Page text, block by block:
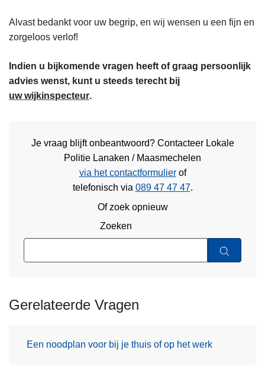
Alvast bedankt voor uw begrip, en wij wensen u een fijn en
zorgeloos verlof!
Indien u bijkomende vragen heeft of graag persoonlijk
advies wenst, kunt u steeds terecht bij
uw wijkinspecteur.
Je vraag blijft onbeantwoord? Contacteer Lokale
Politie Lanaken / Maasmechelen
via het contactformulierof
telefonisch via 089 47 47 47.
Of zoek opnieuw
Zoeken
Gerelateerde Vragen
Een noodplan voor bij je thuis of op het werk